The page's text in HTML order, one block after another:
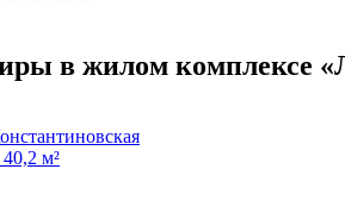
в жилом комплексе
м²